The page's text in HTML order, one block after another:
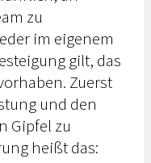
zu
im eigenem
gilt, das
Zuerst
und den
Gipfel zu
heißt das: